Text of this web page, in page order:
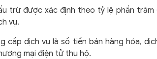
trừ được xác định theo tỷ lệ phần trăm
vụ.
cấp dịch vụ là số tiền bán hàng hóa,
mại điện tử thu hộ.